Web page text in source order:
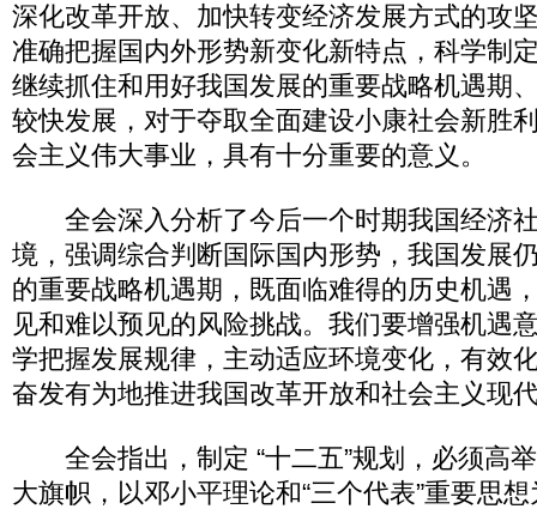
深化改革开放、加快转变经济发展方式的攻
准确把握国内外形势新变化新特点，科学制
继续抓住和用好我国发展的重要战略机遇期
较快发展，对于夺取全面建设小康社会新胜
会主义伟大事业，具有十分重要的意义。
全会深入分析了今后一个时期我国经济
境，强调综合判断国际国内形势，我国发展
的重要战略机遇期，既面临难得的历史机遇
见和难以预见的风险挑战。我们要增强机遇
学把握发展规律，主动适应环境变化，有效
奋发有为地推进我国改革开放和社会主义现
全会指出，制定 “十二五”规划，必须高
大旗帜，以邓小平理论和“三个代表”重要思